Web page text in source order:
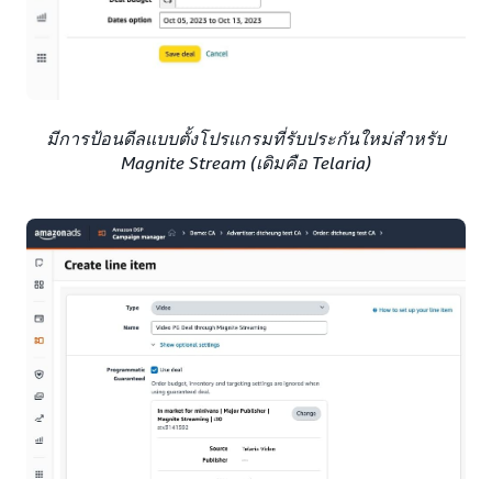
มีการป้อนดีลแบบตั้งโปรแกรมที่รับประกันใหม่สำหรับ
Magnite Stream (เดิมคือ Telaria)